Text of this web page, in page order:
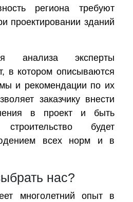
региона требуют
проектировании зданий
анализа эксперты
в котором описываются
и рекомендации по их
заказчику внести
в проект и быть
будет
всех норм и в
нас?
многолетний опыт в